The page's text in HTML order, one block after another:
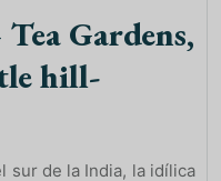
Gardens,
hill-
sur de la India, la idílica